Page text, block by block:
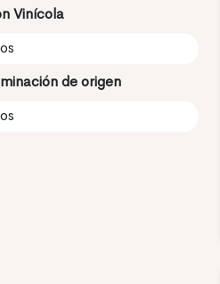
Vinícola
de origen